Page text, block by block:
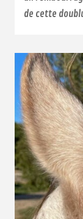
de cette